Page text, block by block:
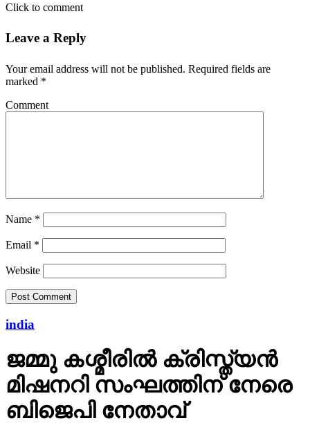
Click to comment
Leave a Reply
Your email address will not be published. Required fields are
marked *
Comment
Name *
Email *
Website
india
ജമ്മു കശ്മീരില്‍ ക്രിസ്ത്യന്‍
മിഷനറി സംഘത്തിന് നേരെ
ബിജെപി നേതാവ്